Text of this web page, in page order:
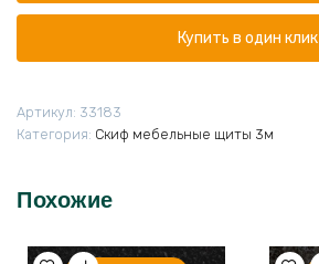
№183О
Королевский
опал
3000*600*6
Купить в один клик
Артикул: 33183
Категория: Скиф мебельные щиты 3м
Похожие